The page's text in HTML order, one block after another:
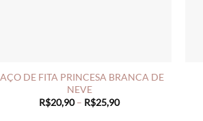
DE FITA PRINCESA BRANCA DE
NEVE
R$20,90 – R$25,90Price